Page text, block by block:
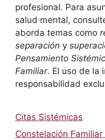
profesional. Para
salud mental,
aborda temas como
separación y
Pensamiento
Familiar. El uso de la
responsabilidad
Citas Sistémicas
Constelación